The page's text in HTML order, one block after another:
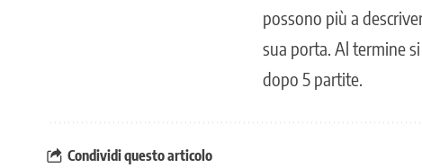
possono più a
sua porta. Al termine
dopo 5 partite.
Condividi questo articolo